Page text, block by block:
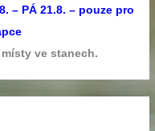
– PÁ 21.8. – pouze pro
ve stanech.